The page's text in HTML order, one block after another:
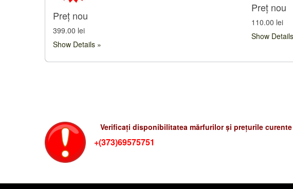
Preț nou
399.00 lei
Show Details
Preț nou
110.00 lei
Show Details
Verificați disponibilitatea mărfurilor și prețurile
+(373)69575751